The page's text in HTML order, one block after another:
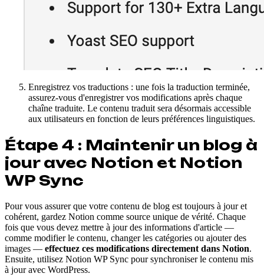
Enregistrez vos traductions : une fois la traduction terminée,
assurez-vous d'enregistrer vos modifications après chaque
chaîne traduite. Le contenu traduit sera désormais accessible
aux utilisateurs en fonction de leurs préférences linguistiques.
Étape 4 : Maintenir un blog à
jour avec Notion et Notion
WP Sync
Pour vous assurer que votre contenu de blog est toujours à jour et
cohérent, gardez Notion comme source unique de vérité. Chaque
fois que vous devez mettre à jour des informations d'article —
comme modifier le contenu, changer les catégories ou ajouter des
images — effectuez ces modifications directement dans Notion.
Ensuite, utilisez Notion WP Sync pour synchroniser le contenu mis
à jour avec WordPress.